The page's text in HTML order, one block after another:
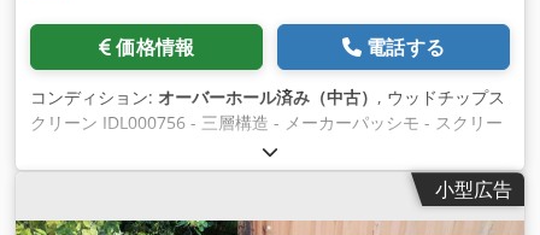
価格情報 電話する
コンディション: オーバーホール済み（中古） , ウッドチップス
クリーン IDL000756 - 三層構造 - メーカーパッシモ - スクリー
ン面積15 m2 - 改装後 Dcedotmtf Ropfx Adysk
小型広告